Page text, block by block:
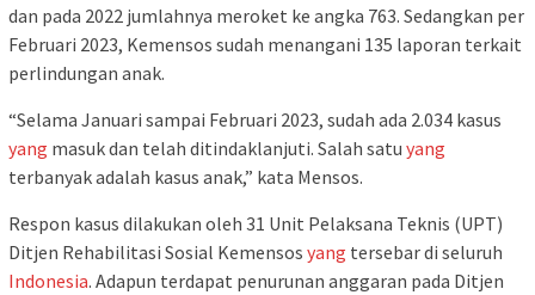
dan pada 2022 jumlahnya meroket ke angka 763. Sedangkan per
Februari 2023, Kemensos sudah menangani 135 laporan terkait
perlindungan anak.
“Selama Januari sampai Februari 2023, sudah ada 2.034 kasus
yang masuk dan telah ditindaklanjuti. Salah satu yang
terbanyak adalah kasus anak,” kata Mensos.
Respon kasus dilakukan oleh 31 Unit Pelaksana Teknis (UPT)
Ditjen Rehabilitasi Sosial Kemensos yang tersebar di seluruh
Indonesia. Adapun terdapat penurunan anggaran pada Ditjen